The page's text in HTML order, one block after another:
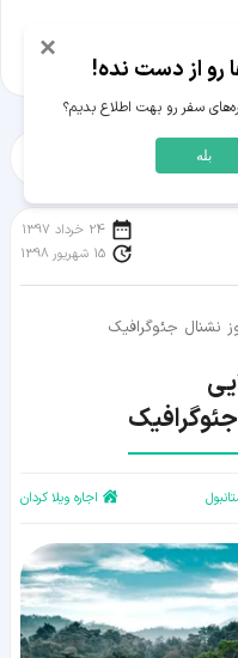
شهرگردی
24 خرداد 1397
15 شهریور 1398
نشنال جئوگرافیک
اجاره ویلا کردان
×
رو از دست نده!
سفر رو بهت اطلاع بدیم؟
بله